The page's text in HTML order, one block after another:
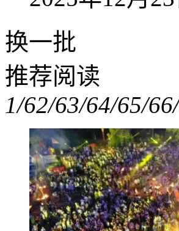
换一批
推荐阅读
1/62/63/64/65/6